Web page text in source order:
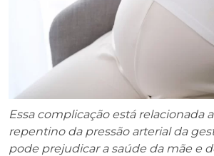
Essa complicação está relacionada
repentino da pressão arterial da
pode prejudicar a saúde da mãe e